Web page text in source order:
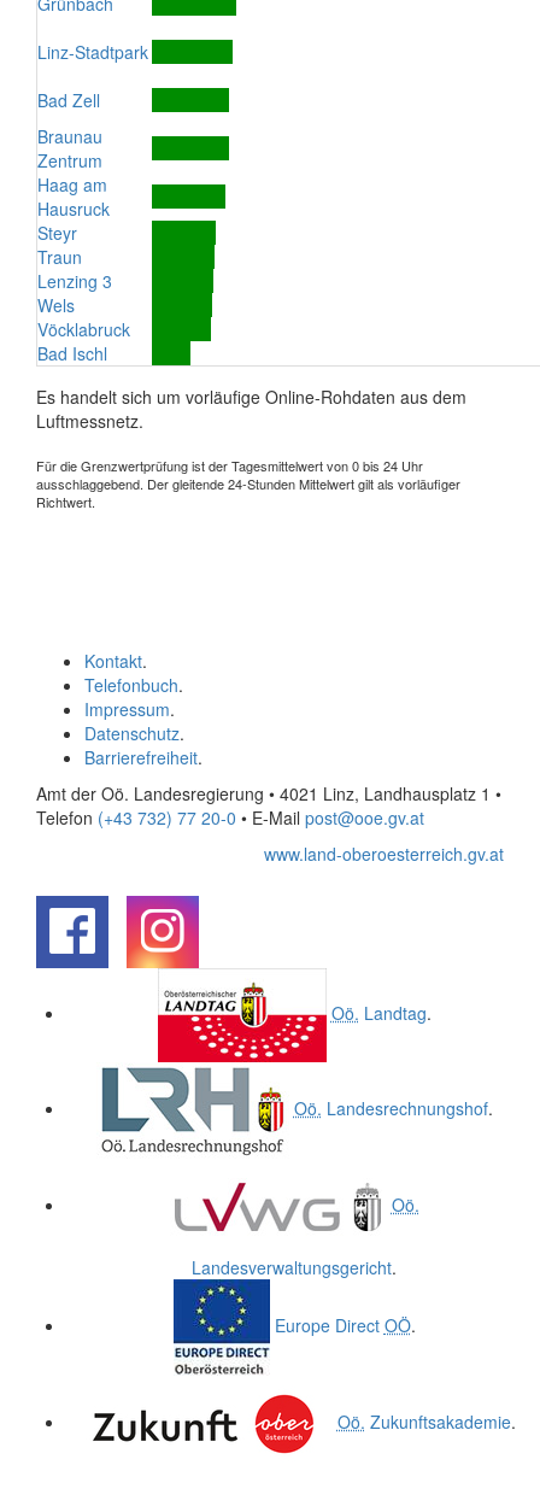
Linz-Stadtpark
Bad Zell
Braunau
Zentrum
Haag am
Hausruck
Steyr
Traun
Lenzing 3
Wels
Vöcklabruck
Bad Ischl
Es handelt sich um vorläufige Online-Rohdaten aus dem
Luftmessnetz.
Für die Grenzwertprüfung ist der Tagesmittelwert von 0 bis 24 Uhr
ausschlaggebend. Der gleitende 24-Stunden Mittelwert gilt als vorläufiger
Richtwert.
Kontakt.
Telefonbuch.
Impressum.
Datenschutz.
Barrierefreiheit.
Amt der Oö. Landesregierung • 4021 Linz, Landhausplatz 1 •
Telefon (+43 732) 77 20-0 • E-Mail post@ooe.gv.at
www.land-oberoesterreich.gv.at
Oö. Landtag.
Oö. Landesrechnungshof.
Oö.
Landesverwaltungsgericht.
Europe Direct OÖ.
Oö. Zukunftsakademie.